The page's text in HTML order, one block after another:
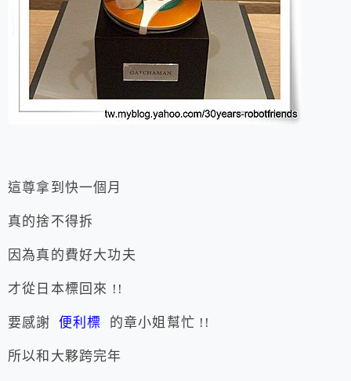
這尊拿到快一個月
真的捨不得拆
因為真的費好大功夫
才從日本標回來 !!
要感謝 便利標 的章小姐幫忙 !!
所以和大夥跨完年